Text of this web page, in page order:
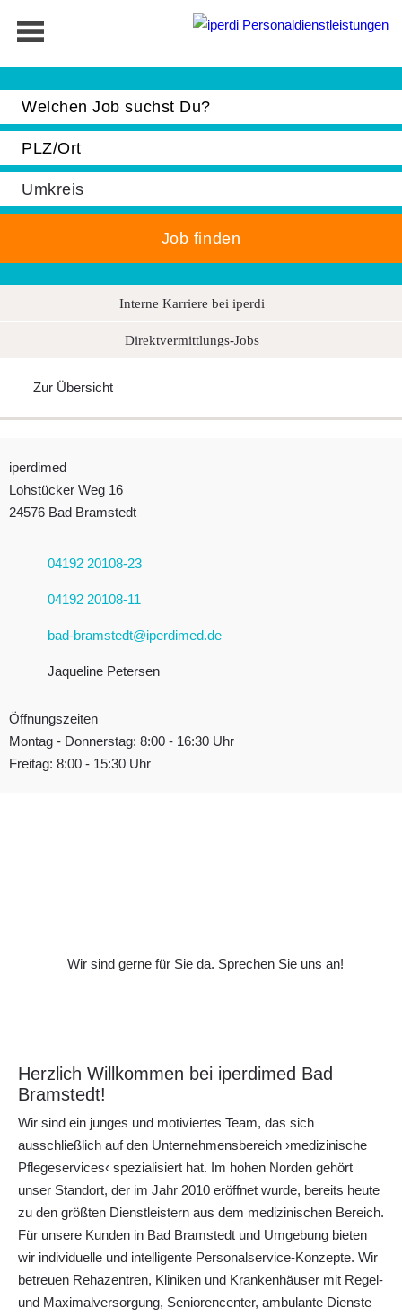
Interne Karriere bei iperdi
Direktvermittlungs-Jobs
Zur Übersicht
iperdimed
Lohstücker Weg 16
24576 Bad Bramstedt
04192 20108-23
04192 20108-11
bad-bramstedt@iperdimed.de
Jaqueline Petersen
Öffnungszeiten
Montag - Donnerstag: 8:00 - 16:30 Uhr
Freitag: 8:00 - 15:30 Uhr
Wir sind gerne für Sie da. Sprechen Sie uns an!
Herzlich Willkommen bei iperdimed Bad
Bramstedt!
Wir sind ein junges und motiviertes Team, das sich
ausschließlich auf den Unternehmensbereich ›medizinische
Pflegeservices‹ spezialisiert hat. Im hohen Norden gehört
unser Standort, der im Jahr 2010 eröffnet wurde, bereits heute
zu den größten Dienstleistern aus dem medizinischen Bereich.
Für unsere Kunden in Bad Bramstedt und Umgebung bieten
wir individuelle und intelligente Personalservice-Konzepte. Wir
betreuen Rehazentren, Kliniken und Krankenhäuser mit Regel-
und Maximalversorgung, Seniorencenter, ambulante Dienste
Über iperdi
Kontakt
Anfrage
News
Suche
Impressum
Downloads
Sitemap
Datenschutz